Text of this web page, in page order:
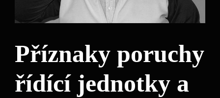
Příznaky poruchy
řídící jednotky a